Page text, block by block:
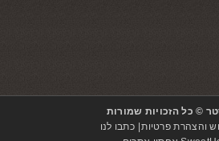
© כל הזכויות שמורות
והצהרת פרטיות כתבו לנו